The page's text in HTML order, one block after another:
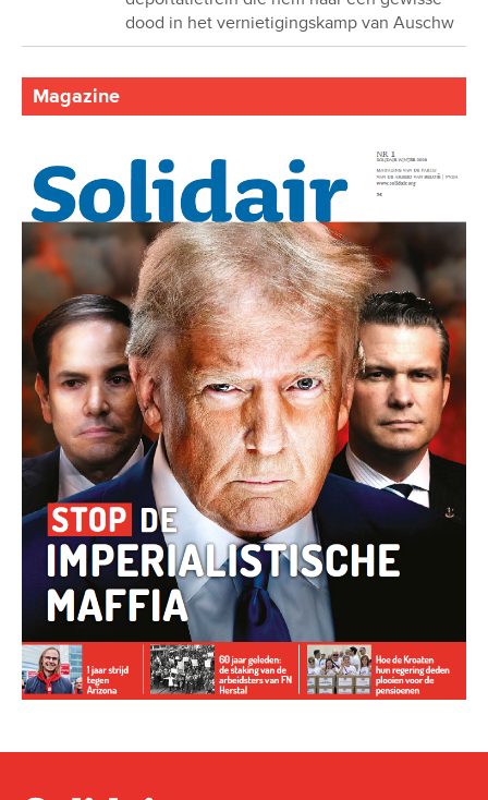
dood in het vernietigingskamp van Auschw
Magazine